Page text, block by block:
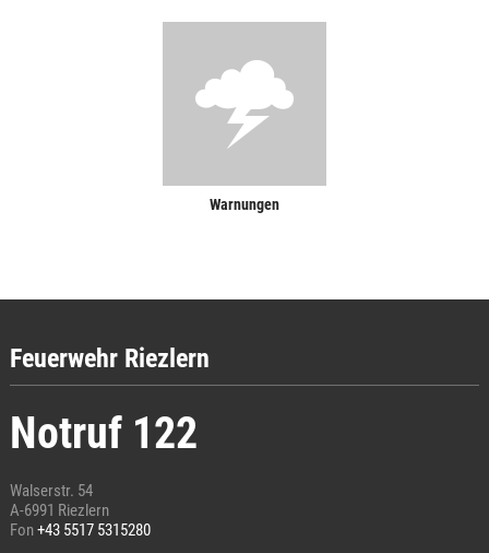
Warnungen
Feuerwehr Riezlern
Notruf 122
Walserstr. 54
A-6991 Riezlern
Fon+43 5517 5315280